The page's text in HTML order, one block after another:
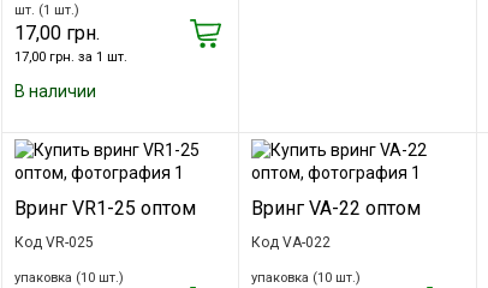
шт. (1 шт.)
17,00 грн.
17,00 грн. за 1 шт.
В наличии
Вринг VR1-25 оптом
Код VR-025
упаковка (10 шт.)
Вринг VA-22 оптом
Код VA-022
упаковка (10 шт.)